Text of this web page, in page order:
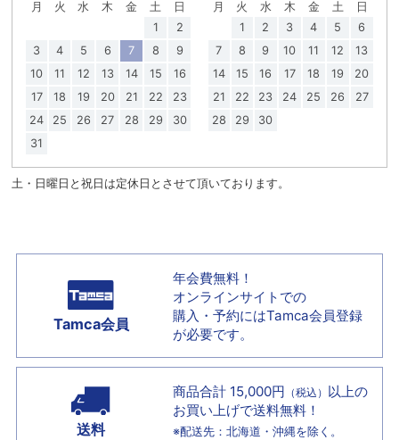
月 火 水 木 金 土
日
1
2
3
4 5 6 7 8
9
10
11 12 13 14 15
16
17
18 19 20 21 22
23
24
25 26 27 28 29
30
31
月 火 水 木 金 土
日
1
2 3 4 5
6
7
8 9 10 11 12
13
14
15 16 17 18 19
20
21
22 23 24 25 26
27
28
29 30
土・日曜日と祝日は定休日とさせて頂いております。
Tamca会員
年会費無料！
オンラインサイトでの
購入・予約にはTamca会員登録
が必要です。
送料
商品合計 15,000円 （税込） 以上の
お買い上げで送料無料！
※配送先：北海道・沖縄を除く。